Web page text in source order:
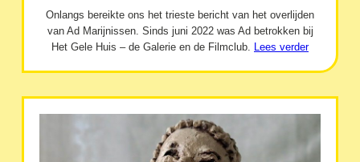
Onlangs bereikte ons het trieste bericht van het overlijden
van Ad Marijnissen. Sinds juni 2022 was Ad betrokken bij
Het Gele Huis – de Galerie en de Filmclub. Lees verder